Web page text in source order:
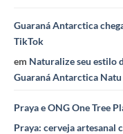
Guaraná Antarctica
TikTok
em Naturalize seu estilo
Guaraná Antarctica Natu
Praya e ONG One Tree
Praya: cerveja artesanal